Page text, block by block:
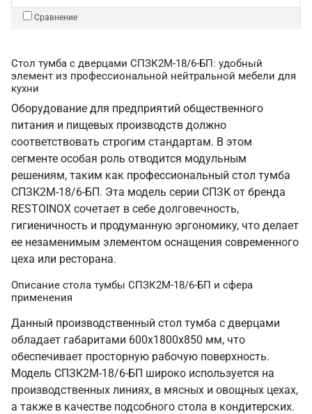
Сравнение
Стол тумба с дверцами СПЗК2М-18/6-БП: удобный
элемент из профессиональной нейтральной мебели для
кухни
Оборудование для предприятий общественного
питания и пищевых производств должно
соответствовать строгим стандартам. В этом
сегменте особая роль отводится модульным
решениям, таким как профессиональный стол тумба
СПЗК2М-18/6-БП. Эта модель серии СПЗК от бренда
RESTOINOX сочетает в себе долговечность,
гигиеничность и продуманную эргономику, что делает
ее незаменимым элементом оснащения современного
цеха или ресторана.
Описание стола тумбы СПЗК2М-18/6-БП и сфера
применения
Данный производственный стол тумба с дверцами
обладает габаритами 600х1800х850 мм, что
обеспечивает просторную рабочую поверхность.
Модель СПЗК2М-18/6-БП широко используется на
производственных линиях, в мясных и овощных цехах,
а также в качестве подсобного стола в кондитерских.